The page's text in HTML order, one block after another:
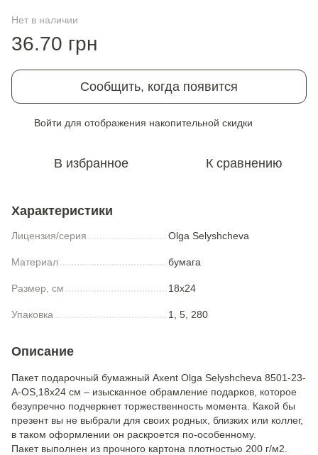
Нет в наличии
36.70 грн
Сообщить, когда появится
Войти для отображения накопительной скидки
В избранное К сравнению
Характеристики
Лицензия/серия Olga Selyshcheva
Материал бумага
Размер, см 18x24
Упаковка 1, 5, 280
Описание
Пакет подарочный бумажный Axent Olga Selyshcheva 8501-23-
A-OS,18х24 см – изысканное обрамление подарков, которое
безупречно подчеркнет торжественность момента. Какой бы
презент вы не выбрали для своих родных, близких или коллег,
в таком оформлении он раскроется по-особенному.
Пакет выполнен из прочного картона плотностью 200 г/м2.